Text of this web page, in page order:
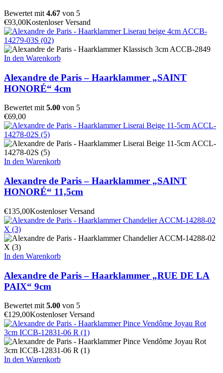
Bewertet mit 4.67 von 5
€93,00Kostenloser Versand
In den Warenkorb
Alexandre de Paris – Haarklammer „SAINT
HONORÉ“ 4cm
Bewertet mit5.00 von 5
€69,00
In den Warenkorb
Alexandre de Paris – Haarklammer „SAINT
HONORÉ“ 11,5cm
€135,00Kostenloser Versand
In den Warenkorb
Alexandre de Paris – Haarklammer „RUE DE LA
PAIX“ 9cm
Bewertet mit 5.00 von 5
€129,00Kostenloser Versand
In den Warenkorb